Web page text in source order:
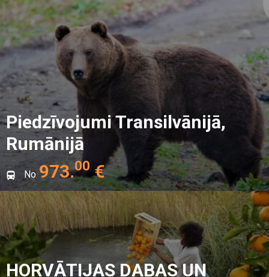
Piedzīvojumi Transilvānijā,
Rumānijā
No 973.00€
HORVĀTIJAS DABAS UN